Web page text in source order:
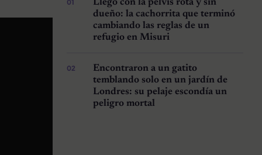
Llegó con la pelvis rota y sin
dueño: la cachorrita que terminó
cambiando las reglas de un
refugio en Misuri
Encontraron a un gatito
temblando solo en un jardín de
Londres: su pelaje escondía un
peligro mortal